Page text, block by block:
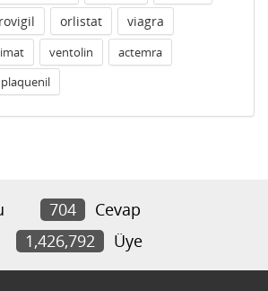
orlistat
viagra
ventolin
actemra
plaquenil
704
Cevap
1,426,792 Üye